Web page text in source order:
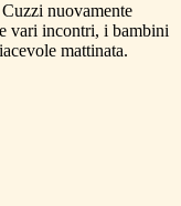
nuovamente
vari incontri, i bambini
mattinata.